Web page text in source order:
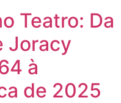
Teatro: Da
Joracy
à
de 2025